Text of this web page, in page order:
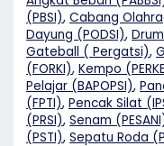
(PBSI),Cabang
Dayung (PODSI),
Gateball ( Pergatsi),
(FORKI),Kempo
Pelajar (BAPOPSI),
(FPTI),Pencak Silat
(PRSI),Senam
(PSTI),Sepatu Roda